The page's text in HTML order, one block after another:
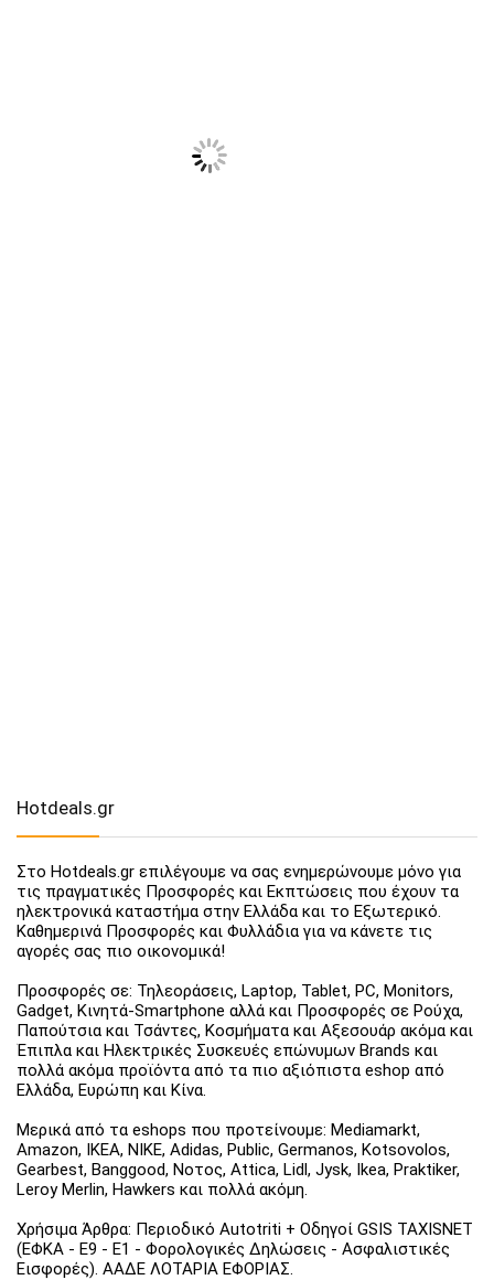
Hotdeals.gr
Στο Hotdeals.gr επιλέγουμε να σας ενημερώνουμε μόνο για
τις πραγματικές Προσφορές και Εκπτώσεις που έχουν τα
ηλεκτρονικά καταστήμα στην Ελλάδα και το Εξωτερικό.
Καθημερινά Προσφορές και Φυλλάδια για να κάνετε τις
αγορές σας πιο οικονομικά!
Προσφορές σε: Τηλεοράσεις, Laptop, Tablet, PC, Monitors,
Gadget, Κινητά-Smartphone αλλά και Προσφορές σε Ρούχα,
Παπούτσια και Τσάντες, Κοσμήματα και Αξεσουάρ ακόμα και
Έπιπλα και Ηλεκτρικές Συσκευές επώνυμων Brands και
πολλά ακόμα προϊόντα από τα πιο αξιόπιστα eshop από
Ελλάδα, Ευρώπη και Κίνα.
Μερικά από τα eshops που προτείνουμε: Mediamarkt,
Amazon, IKEA, NIKE, Adidas, Public, Germanos, Kotsovolos,
Gearbest, Banggood, Νοτος, Attica, Lidl, Jysk, Ikea, Praktiker,
Leroy Merlin, Hawkers και πολλά ακόμη.
Χρήσιμα Άρθρα: Περιοδικό Autotriti + Οδηγοί GSIS TAXISNET
(ΕΦΚΑ - Ε9 - Ε1 - Φορολογικές Δηλώσεις - Ασφαλιστικές
Εισφορές). ΑΑΔΕ ΛΟΤΑΡΙΑ ΕΦΟΡΙΑΣ.